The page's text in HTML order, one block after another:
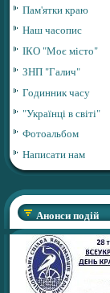
Пам'ятки краю
Наш часопис
ІКО "Моє місто"
ЗНП "Галич"
Годинник часу
"Українці в світі"
Фотоальбом
Написати нам
Анонси подій